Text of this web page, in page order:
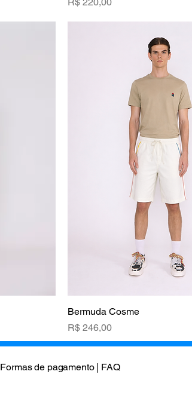
Visualização rápida
Bermuda Cosme
Preço
R$ 246,00
Formas de pagamento | FAQ